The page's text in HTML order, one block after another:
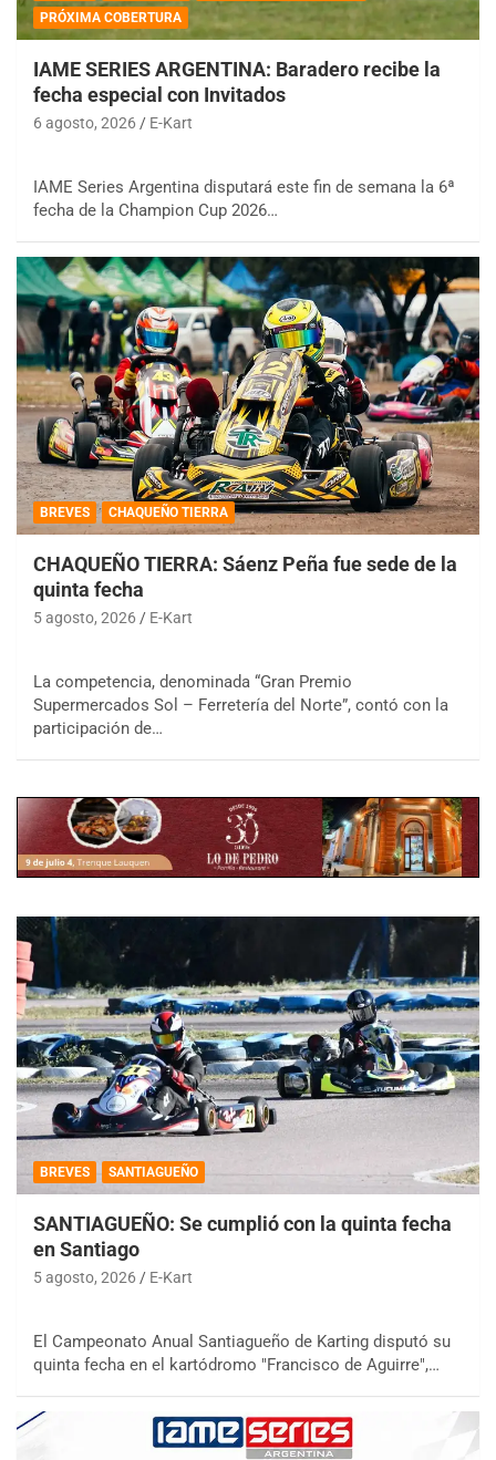
PRÓXIMA COBERTURA
IAME SERIES ARGENTINA: Baradero recibe la
fecha especial con Invitados
6 agosto, 2026 E-Kart
IAME Series Argentina disputará este fin de semana la 6ª
fecha de la Champion Cup 2026…
BREVES CHAQUEÑO TIERRA
CHAQUEÑO TIERRA: Sáenz Peña fue sede de la
quinta fecha
5 agosto, 2026 E-Kart
La competencia, denominada “Gran Premio
Supermercados Sol – Ferretería del Norte”, contó con la
participación de…
BREVES SANTIAGUEÑO
SANTIAGUEÑO: Se cumplió con la quinta fecha
en Santiago
5 agosto, 2026 E-Kart
El Campeonato Anual Santiagueño de Karting disputó su
quinta fecha en el kartódromo "Francisco de Aguirre",…